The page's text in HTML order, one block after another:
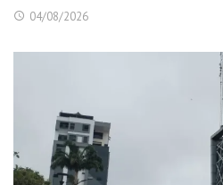
04/08/2026